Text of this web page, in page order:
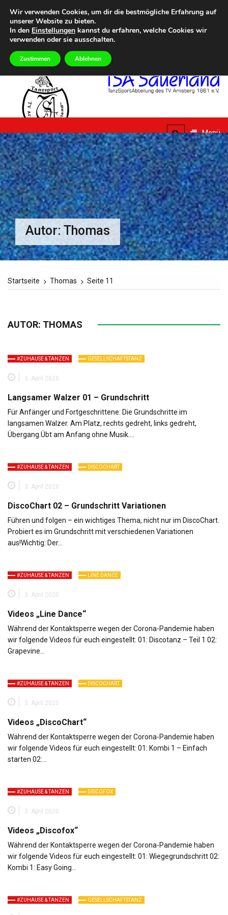
Inhalt
springen
Heute SONNTAG, 9TH AUGUST 2026
Eilmeldungen
Dance Special – Urlaub vom Alltag
TSA
Sauerland
TanzSportAbteilung des
TV Arnsberg
Menü
Autor:Thomas
Startseite Thomas Seite 11
AUTOR: THOMAS
#ZUHAUSE & TANZEN GESELLSCHAFTSTANZ
3. April 2020
Langsamer Walzer 01 – Grundschritt
Für Anfänger und Fortgeschrittene: Die Grundschritte im
langsamen Walzer. Am Platz, rechts gedreht, links gedreht,
Übergang.Übt am Anfang ohne Musik….
#ZUHAUSE & TANZEN DISCOCHART
3. April 2020
DiscoChart 02 – Grundschritt Variationen
Führen und folgen – ein wichtiges Thema, nicht nur im DiscoChart.
Probiert es im Grundschritt mit verschiedenen Variationen
aus!Wichtig: Der…
#ZUHAUSE & TANZEN LINE DANCE
3. April 2020
Videos „Line Dance“
Während der Kontaktsperre wegen der Corona-Pandemie haben
wir folgende Videos für euch eingestellt: 01: Discotanz – Teil 1 02:
Grapevine…
#ZUHAUSE & TANZEN DISCOCHART
3. April 2020
Videos „DiscoChart“
Während der Kontaktsperre wegen der Corona-Pandemie haben
wir folgende Videos für euch eingestellt: 01: Kombi 1 – Einfach
starten 02:…
#ZUHAUSE & TANZEN DISCOFOX
3. April 2020
Videos „Discofox“
Während der Kontaktsperre wegen der Corona-Pandemie haben
wir folgende Videos für euch eingestellt: 01: Wiegegrundschritt 02:
Kombi 1: Easy Going…
#ZUHAUSE & TANZEN GESELLSCHAFTSTANZ
Wir verwenden Cookies, um dir die bestmögliche Erfahrung auf
unserer Website zu bieten.
In den Einstellungen kannst du erfahren, welche Cookies wir
verwenden oder sie ausschalten.
Zustimmen Ablehnen